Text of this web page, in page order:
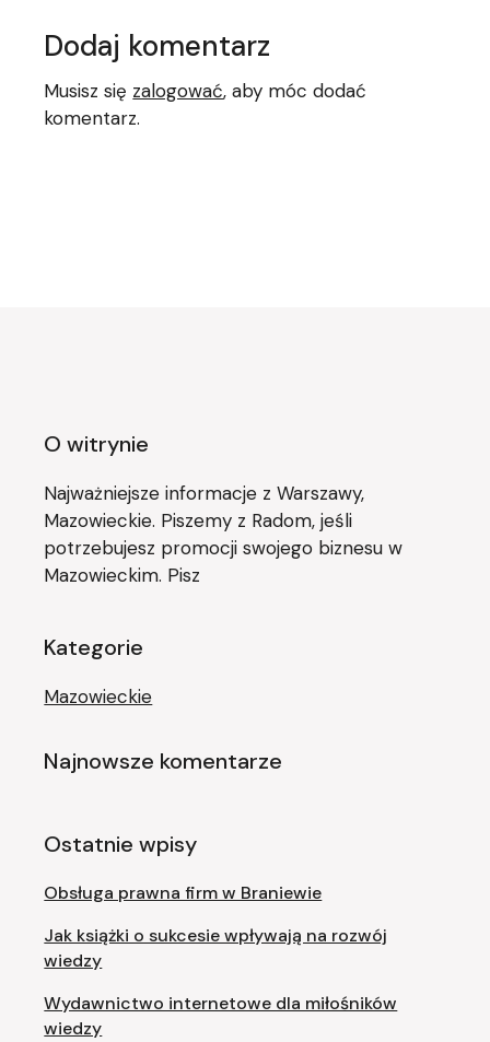
Dodaj komentarz
Musisz się zalogować, aby móc dodać
komentarz.
O witrynie
Najważniejsze informacje z Warszawy,
Mazowieckie. Piszemy z Radom, jeśli
potrzebujesz promocji swojego biznesu w
Mazowieckim. Pisz
Kategorie
Mazowieckie
Najnowsze komentarze
Ostatnie wpisy
Obsługa prawna firm w Braniewie
Jak książki o sukcesie wpływają na rozwój
wiedzy
Wydawnictwo internetowe dla miłośników
wiedzy